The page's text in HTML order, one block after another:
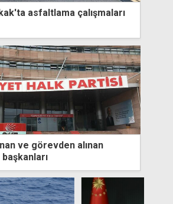
asfaltlama çalışmaları
ve görevden alınan